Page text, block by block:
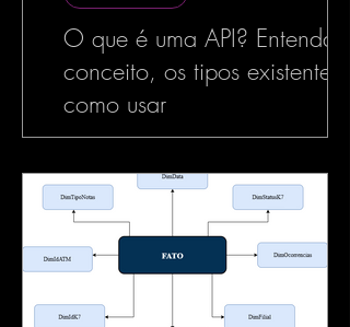
O que é uma API? Entenda o
conceito, os tipos existentes e
como usar
No mundo da tecnologia,
no desenvolvimento de software, o termo
API é muito utilizado — e com razão. As
APIs estão por...